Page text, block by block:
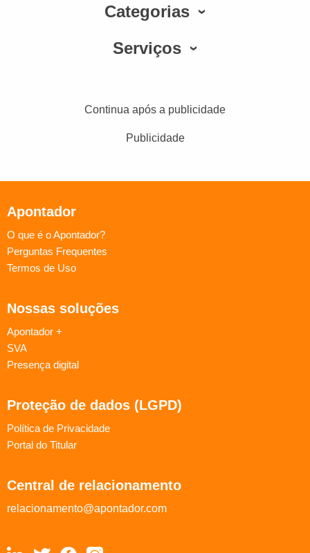
Categorias
Serviços
Continua após a publicidade
Publicidade
Apontador
O que é o Apontador?
Perguntas Frequentes
Termos de Uso
Nossas soluções
Apontador +
SVA
Presença digital
Proteção de dados (LGPD)
Política de Privacidade
Portal do Titular
Central de relacionamento
relacionamento@apontador.com